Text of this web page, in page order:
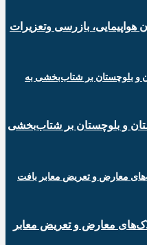
بازرسی وتعزیرات
و بلوچستان بر شتاب‌بخشی
معارض و تعریض معابر